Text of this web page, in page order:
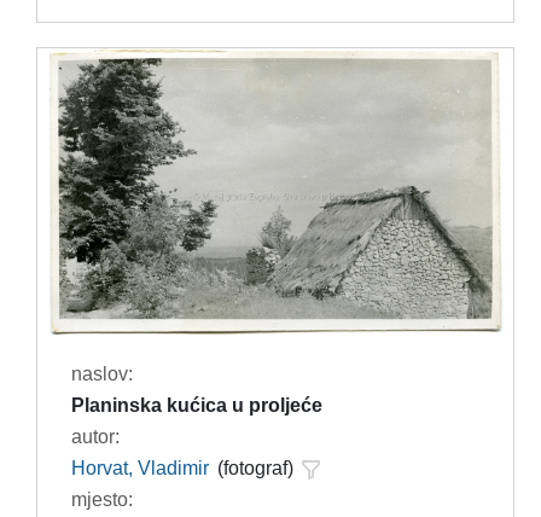
naslov:
Planinska kućica u proljeće
autor:
Horvat, Vladimir (fotograf)
mjesto: